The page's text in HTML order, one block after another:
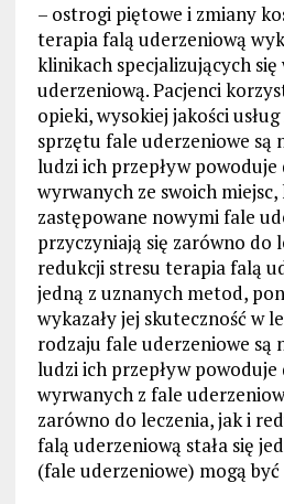
– ostrogi piętowe i zmiany
terapia falą uderzeniową
klinikach specjalizujących
uderzeniową. Pacjenci
opieki, wysokiej jakości
sprzętu fale uderzeniowe są
ludzi ich przepływ
wyrwanych ze swoich
zastępowane nowymi fale
przyczyniają się zarówno do
redukcji stresu terapia falą
jedną z uznanych metod,
wykazały jej skuteczność w
rodzaju fale uderzeniowe są
ludzi ich przepływ
wyrwanych z fale
zarówno do leczenia, jak i
falą uderzeniową stała się
(fale uderzeniowe) mogą